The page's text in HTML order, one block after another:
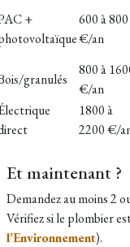
+
600 à 800
€/an
granulés
800 à
€/an
1800 à
2200 €/
Et maintenant ?
Demandez au moins 2
Vérifiez si le plombier
l’Environnement).